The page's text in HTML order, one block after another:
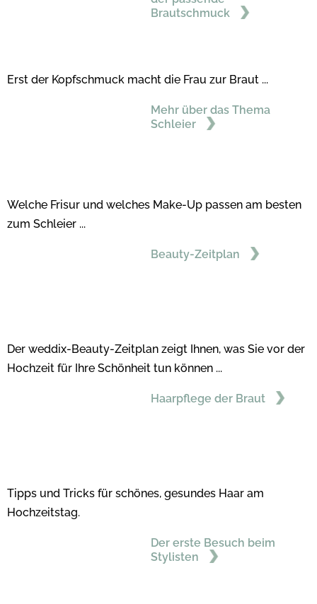
Brautschmuck
Erst der Kopfschmuck macht die Frau zur Braut ...
Mehr über das Thema
Schleier
Welche Frisur und welches Make-Up passen am besten
zum Schleier ...
Beauty-Zeitplan
Der weddix-Beauty-Zeitplan zeigt Ihnen, was Sie vor der
Hochzeit für Ihre Schönheit tun können ...
Haarpflege der Braut
Tipps und Tricks für schönes, gesundes Haar am
Hochzeitstag.
Der erste Besuch beim
Stylisten